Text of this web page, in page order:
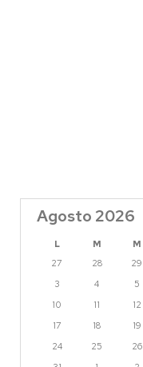
Agosto 2026
L M M
27
28 29
3
4 5
10
11 12
17
18 19
24
25 26